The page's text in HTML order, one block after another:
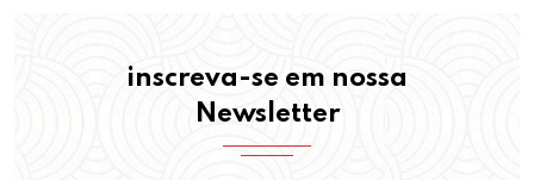
inscreva-se em nossa
Newsletter